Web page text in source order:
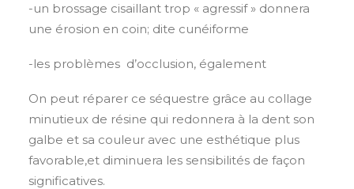
-un brossage cisaillant trop « agressif » donnera
une érosion en coin; dite cunéiforme
-les problèmes d’occlusion, également
On peut réparer ce séquestre grâce au collage
minutieux de résine qui redonnera à la dent son
galbe et sa couleur avec une esthétique plus
favorable,et diminuera les sensibilités de façon
significatives.